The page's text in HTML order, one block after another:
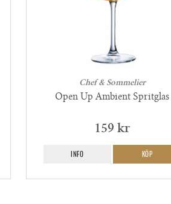
Chef & Sommelier
Open Up Ambient Spritglas
159 kr
INFO KÖP